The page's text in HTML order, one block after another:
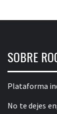
SOBRE
Plataforma
No te dejes